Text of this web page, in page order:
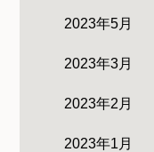
2023年5月
2023年3月
2023年2月
2023年1月